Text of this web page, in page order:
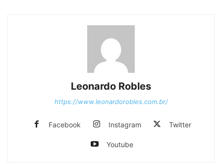
Leonardo Robles
https://www.leonardorobles.com.br/
Facebook Instagram Twitter
Youtube